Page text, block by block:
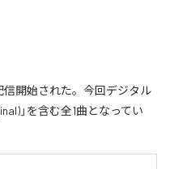
信開始された。今回デジタル
」を含む全1曲となってい